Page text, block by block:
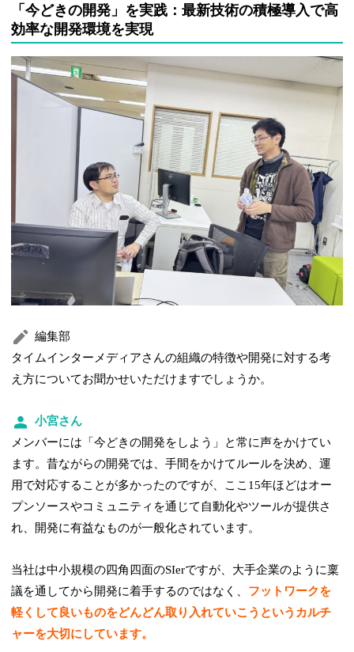
「今どきの開発」を実践：最新技術の積極導入で高
効率な開発環境を実現
編集部
タイムインターメディアさんの組織の特徴や開発に対する考
え方についてお聞かせいただけますでしょうか。
小宮さん
メンバーには「今どきの開発をしよう」と常に声をかけてい
ます。昔ながらの開発では、手間をかけてルールを決め、運
用で対応することが多かったのですが、ここ15年ほどはオー
プンソースやコミュニティを通じて自動化やツールが提供さ
れ、開発に有益なものが一般化されています。
当社は中小規模の四角四面のSIerですが、大手企業のように稟
議を通してから開発に着手するのではなく、 フットワークを
軽くして良いものをどんどん取り入れていこうというカルチ
ャーを大切にしています。